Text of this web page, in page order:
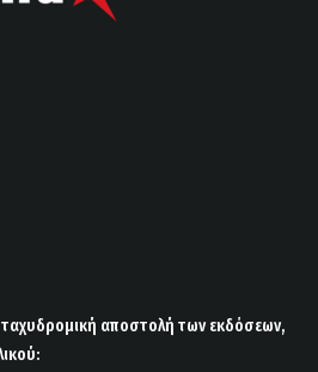
ταχυδρομική αποστολή των εκδόσεων,